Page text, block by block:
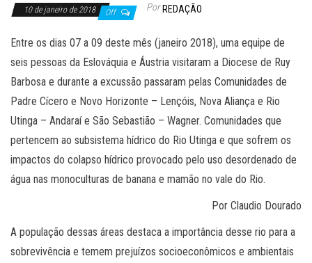
10 de janeiro de 2018 Off Por REDAÇÃO
Entre os dias 07 a 09 deste mês (janeiro 2018), uma equipe de
seis pessoas da Eslováquia e Áustria visitaram a Diocese de Ruy
Barbosa e durante a excussão passaram pelas Comunidades de
Padre Cícero e Novo Horizonte – Lençóis, Nova Aliança e Rio
Utinga – Andaraí e São Sebastião – Wagner. Comunidades que
pertencem ao subsistema hídrico do Rio Utinga e que sofrem os
impactos do colapso hídrico provocado pelo uso desordenado de
água nas monoculturas de banana e mamão no vale do Rio.
Por Claudio Dourado
A população dessas áreas destaca a importância desse rio para a
sobrevivência e temem prejuízos socioeconômicos e ambientais